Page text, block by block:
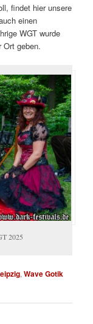
findet hier unsere
einen
WGT wurde
Ort geben.
2025
,Wave Gotik